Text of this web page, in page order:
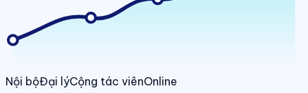
Nội bộĐại lýCộng tác viênOnline